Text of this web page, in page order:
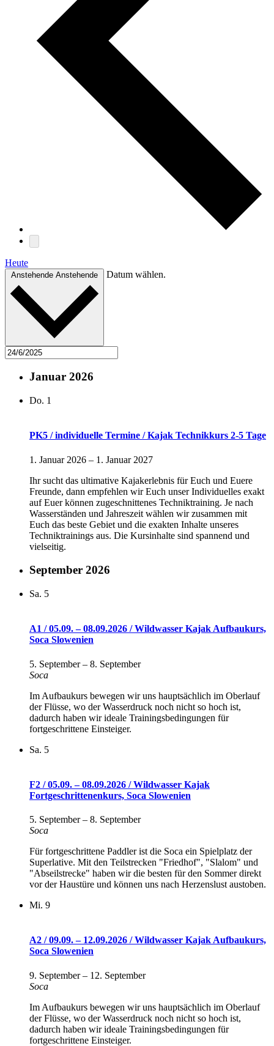
Heute
Anstehende Anstehende Datum wählen.
Januar 2026
Do. 1
PK5 / individuelle Termine / Kajak Technikkurs 2-5 Tage
1. Januar 2026 – 1. Januar 2027
Ihr sucht das ultimative Kajakerlebnis für Euch und Euere
Freunde, dann empfehlen wir Euch unser Individuelles exakt
auf Euer können zugeschnittenes Techniktraining. Je nach
Wasserständen und Jahreszeit wählen wir zusammen mit
Euch das beste Gebiet und die exakten Inhalte unseres
Techniktrainings aus. Die Kursinhalte sind spannend und
vielseitig.
September 2026
Sa. 5
A1 / 05.09. – 08.09.2026 / Wildwasser Kajak Aufbaukurs,
Soca Slowenien
5. September– 8. September
Soca
Im Aufbaukurs bewegen wir uns hauptsächlich im Oberlauf
der Flüsse, wo der Wasserdruck noch nicht so hoch ist,
dadurch haben wir ideale Trainingsbedingungen für
fortgeschrittene Einsteiger.
Sa. 5
F2 / 05.09. – 08.09.2026 / Wildwasser Kajak
Fortgeschrittenenkurs, Soca Slowenien
5. September– 8. September
Soca
Für fortgeschrittene Paddler ist die Soca ein Spielplatz der
Superlative. Mit den Teilstrecken "Friedhof", "Slalom" und
"Abseilstrecke" haben wir die besten für den Sommer direkt
vor der Haustüre und können uns nach Herzenslust austoben.
Mi. 9
A2 / 09.09. – 12.09.2026 / Wildwasser Kajak Aufbaukurs,
Soca Slowenien
9. September– 12. September
Soca
Im Aufbaukurs bewegen wir uns hauptsächlich im Oberlauf
der Flüsse, wo der Wasserdruck noch nicht so hoch ist,
dadurch haben wir ideale Trainingsbedingungen für
fortgeschrittene Einsteiger.